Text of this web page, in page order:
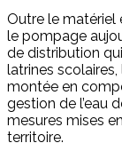
Outre le matériel
le pompage
de distribution
latrines
montée en
gestion de l’eau
mesures mises
territoire.